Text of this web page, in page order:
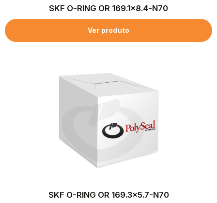
SKF O-RING OR 169.1×8.4-N70
Ver produto
SKF O-RING OR 169.3×5.7-N70